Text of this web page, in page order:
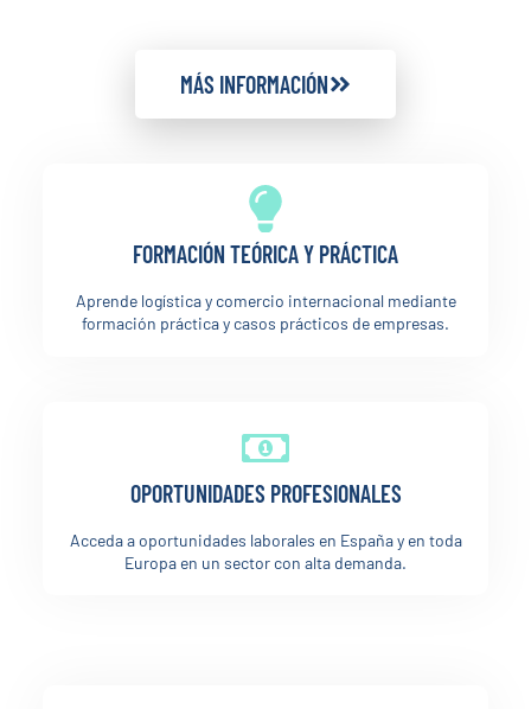
MÁS INFORMACIÓN
FORMACIÓN TEÓRICA Y PRÁCTICA
Aprende logística y comercio internacional mediante
formación práctica y casos prácticos de empresas.
OPORTUNIDADES PROFESIONALES
Acceda a oportunidades laborales en España y en toda
Europa en un sector con alta demanda.